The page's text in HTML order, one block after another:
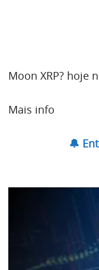
Moon XRP? hoje
Mais info
🔔